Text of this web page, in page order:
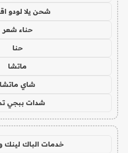
شحن يلا لودو
حناء شعر
حنا
ماتشا
شاي ماتشا
شدات ببجي
خدمات الباك لينك